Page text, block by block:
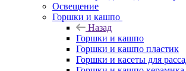
Освещение
Горшки и кашпо
Назад
Горшки и кашпо
Горшки и кашпо пластик
Горшки и касеты для